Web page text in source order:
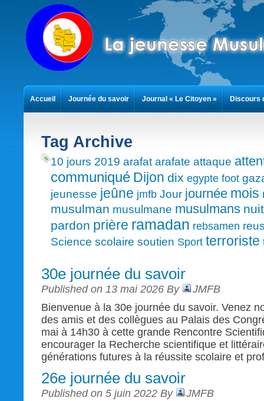
Tag Archive
10 jours 2019 arafat arafate attaque
communiqué Dijon dix egypte foot
jeunesse jeûne jmfb Jour journée mois
musulman musulmane musulmans nuit
pardon prière ramadan rebsamen
Science scolaire soutien Sport terroriste
30e journée du savoir
Published on 13 mai 2026 By
JMFB
Bienvenue à la 30e journée du savoir. Venez
des amis et des collègues au Palais des
mai à 14h30 à cette grande Rencontre
encourager la Recherche scientifique et
générations futures à la réussite scolaire et
26e journée du savoir
Published on 5 juin 2022 By
JMFB
Accueil Journée du savoir Journal « Le Citoyen » Discours